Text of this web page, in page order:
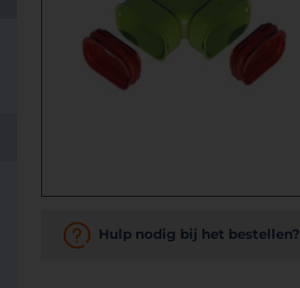
Hulp nodig bij het bestellen?